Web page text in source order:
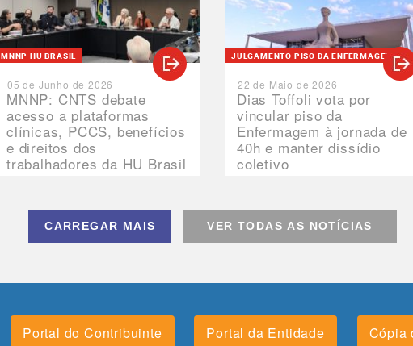
MNNP: CNTS debate
acesso a plataformas
clínicas, PCCS, benefícios
e direitos dos
trabalhadores da HU Brasil
MNNP HU BRASIL
05 de Junho de 2026
Dias Toffoli vota por
vincular piso da
Enfermagem à jornada de
40h e manter dissídio
coletivo
JULGAMENTO PISO DA ENFERMAGEM
22 de Maio de 2026
CARREGAR MAIS VER TODAS AS NOTÍCIAS
Portal do Contribuinte Portal da Entidade Cópia